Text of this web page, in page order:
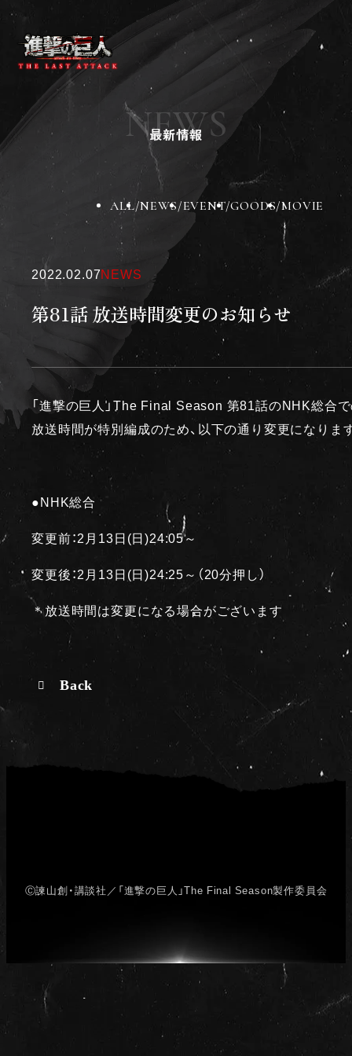
作品紹介
チケット
劇場グッズ
劇場一覧
BD&DVD
スペシャル
Instagram
TikTok
NEWS
最新情報
ALL NEWS EVENT GOODS MOVIE
2022.02.07NEWS
第81話 放送時間変更のお知らせ
「進撃の巨人」The Final Season 第81話のNHK総合
放送時間が特別編成のため、以下の通り変更になりま
●NHK総合
変更前：2月13日(日)24:05～
変更後：2月13日(日)24:25～（20分押し）
＊放送時間は変更になる場合がございます
Back
Ⓒ諫山創・講談社／「進撃の巨人」The Final Season製作委員会